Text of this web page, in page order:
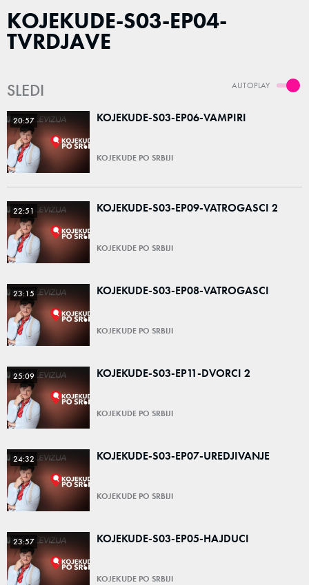
KOJEKUDE-S03-EP04-
TVRDJAVE
AUTOPLAY
SLEDI
20:57 KOJEKUDE-S03-EP06-VAMPIRI
KOJEKUDE PO SRBIJI
22:51 KOJEKUDE-S03-EP09-VATROGASCI 2
KOJEKUDE PO SRBIJI
23:15 KOJEKUDE-S03-EP08-VATROGASCI
KOJEKUDE PO SRBIJI
25:09 KOJEKUDE-S03-EP11-DVORCI 2
KOJEKUDE PO SRBIJI
24:32 KOJEKUDE-S03-EP07-UREDJIVANJE
KOJEKUDE PO SRBIJI
23:57 KOJEKUDE-S03-EP05-HAJDUCI
KOJEKUDE PO SRBIJI